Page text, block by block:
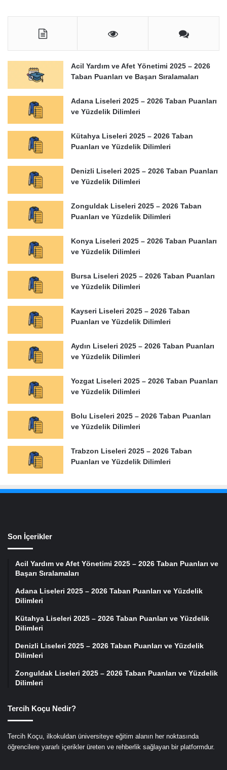
Acil Yardım ve Afet Yönetimi 2025 – 2026
Taban Puanları ve Başarı Sıralamaları
Adana Liseleri 2025 – 2026 Taban Puanları
ve Yüzdelik Dilimleri
Kütahya Liseleri 2025 – 2026 Taban
Puanları ve Yüzdelik Dilimleri
Denizli Liseleri 2025 – 2026 Taban Puanları
ve Yüzdelik Dilimleri
Zonguldak Liseleri 2025 – 2026 Taban
Puanları ve Yüzdelik Dilimleri
Konya Liseleri 2025 – 2026 Taban Puanları
ve Yüzdelik Dilimleri
Bursa Liseleri 2025 – 2026 Taban Puanları
ve Yüzdelik Dilimleri
Kayseri Liseleri 2025 – 2026 Taban
Puanları ve Yüzdelik Dilimleri
Aydın Liseleri 2025 – 2026 Taban Puanları
ve Yüzdelik Dilimleri
Yozgat Liseleri 2025 – 2026 Taban Puanları
ve Yüzdelik Dilimleri
Bolu Liseleri 2025 – 2026 Taban Puanları
ve Yüzdelik Dilimleri
Trabzon Liseleri 2025 – 2026 Taban
Puanları ve Yüzdelik Dilimleri
Son İçerikler
Acil Yardım ve Afet Yönetimi 2025 – 2026 Taban Puanları ve
Başarı Sıralamaları
Adana Liseleri 2025 – 2026 Taban Puanları ve Yüzdelik
Dilimleri
Kütahya Liseleri 2025 – 2026 Taban Puanları ve Yüzdelik
Dilimleri
Denizli Liseleri 2025 – 2026 Taban Puanları ve Yüzdelik
Dilimleri
Zonguldak Liseleri 2025 – 2026 Taban Puanları ve Yüzdelik
Dilimleri
Tercih Koçu Nedir?
Tercih Koçu, ilkokuldan üniversiteye eğitim alanın her noktasında
öğrencilere yararlı içerikler üreten ve rehberlik sağlayan bir platformdur.